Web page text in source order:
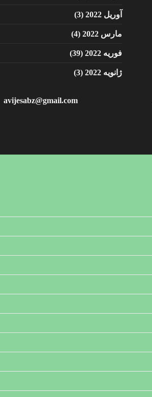
آوریل 2022 (3)
مارس 2022 (4)
فوریه 2022 (39)
ژانویه 2022 (3)
avijesabz@gmail.com